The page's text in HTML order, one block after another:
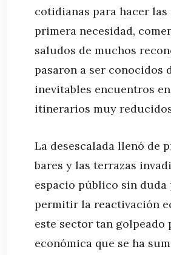
cotidianas para hacer las
primera necesidad,
saludos de muchos
pasaron a ser conocidos
inevitables encuentros
itinerarios muy
La desescalada llenó de
bares y las terrazas
espacio público sin duda
permitir la reactivación
este sector tan golpeado
económica que se ha